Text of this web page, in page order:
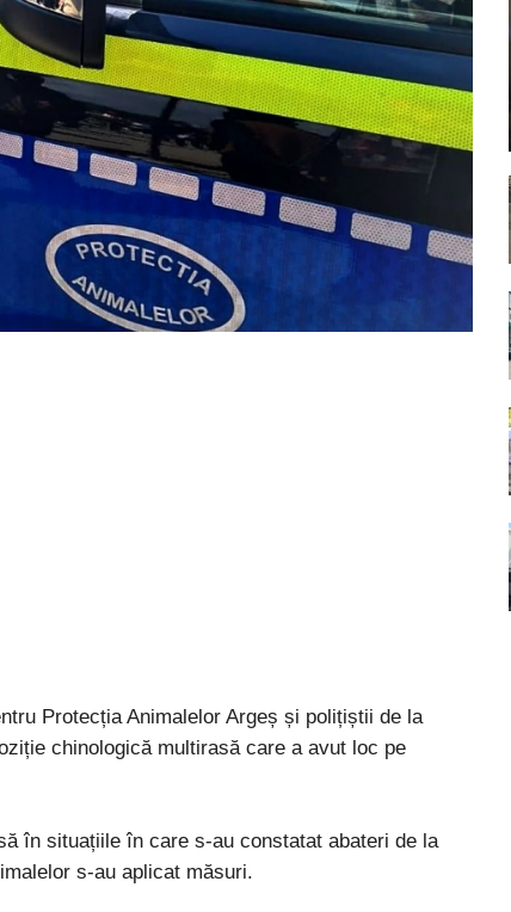
Protecția Animalelor Argeș și polițiștii de la
chinologică multirasă care a avut loc pe
în situațiile în care s-au constatat abateri de la
s-au aplicat măsuri.